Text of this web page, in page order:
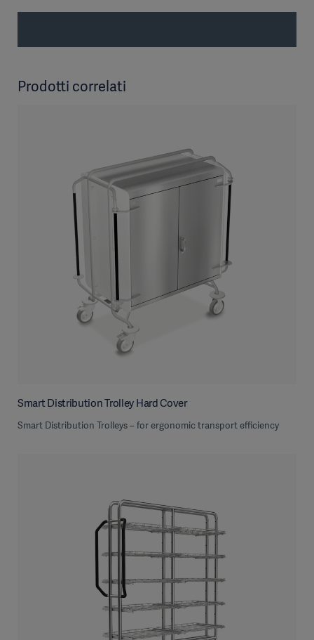
Prodotti correlati
Smart Distribution Trolley Hard Cover
Smart Distribution Trolleys – for ergonomic transport efficiency